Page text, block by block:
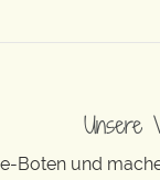
Unsere
Boten und